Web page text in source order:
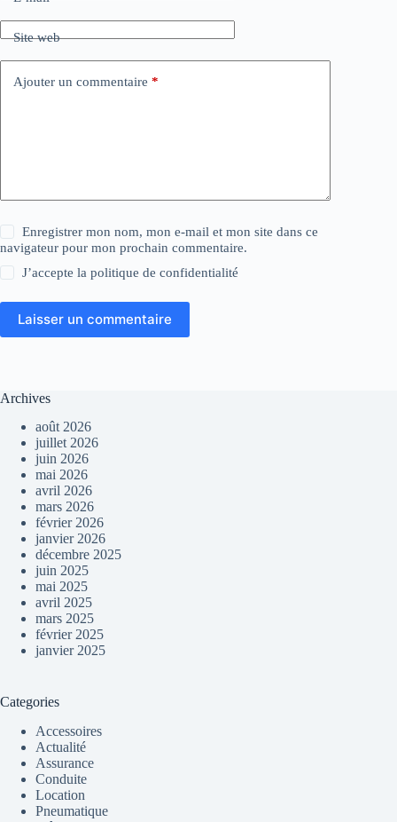
Site web
Ajouter un commentaire *
Enregistrer mon nom, mon e-mail et mon site dans ce
navigateur pour mon prochain commentaire.
J’accepte lapolitique de confidentialité
Laisser un commentaire
Archives
août 2026
juillet 2026
juin 2026
mai 2026
avril 2026
mars 2026
février 2026
janvier 2026
décembre 2025
juin 2025
mai 2025
avril 2025
mars 2025
février 2025
janvier 2025
Categories
Accessoires
Actualité
Assurance
Conduite
Location
Pneumatique